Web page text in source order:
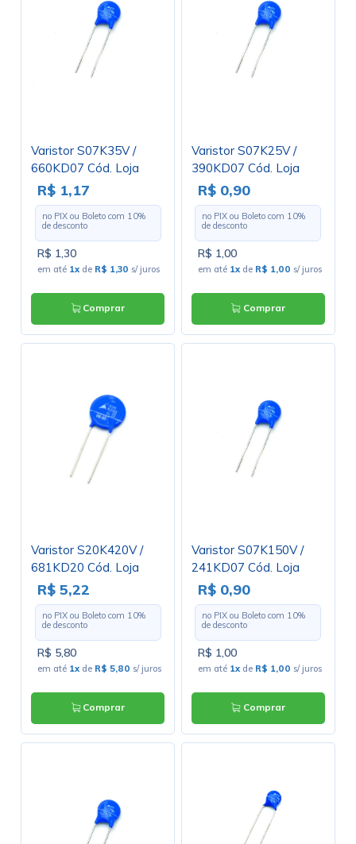
Varistor S07K35V /
660KD07 Cód. Loja
3238
R$ 1,17
no PIX ou Boleto com 10%
de desconto
R$ 1,30
em até 1x de R$ 1,30 s/ juros
Comprar
Varistor S07K25V /
390KD07 Cód. Loja
2420
R$ 0,90
no PIX ou Boleto com 10%
de desconto
R$ 1,00
em até 1x de R$ 1,00 s/ juros
Comprar
Varistor S20K420V /
681KD20 Cód. Loja
4317
R$ 5,22
no PIX ou Boleto com 10%
de desconto
R$ 5,80
em até 1x de R$ 5,80 s/ juros
Comprar
Varistor S07K150V /
241KD07 Cód. Loja
4446
R$ 0,90
no PIX ou Boleto com 10%
de desconto
R$ 1,00
em até 1x de R$ 1,00 s/ juros
Comprar